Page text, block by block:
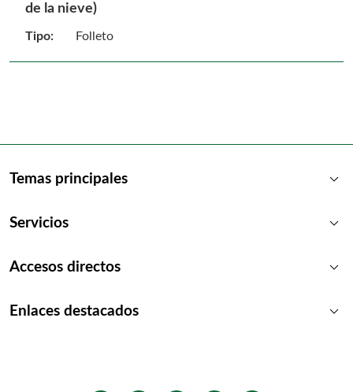
de la nieve)
Tipo: Folleto
Temas principales keyboard_arrow_down
Servicios keyboard_arrow_down
Accesos directos keyboard_arrow_down
Enlaces destacados keyboard_arrow_down